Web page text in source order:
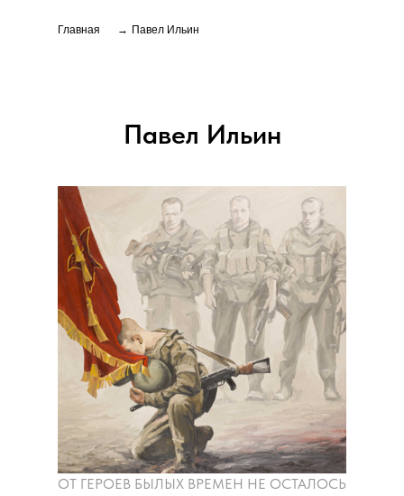
Главная Павел Ильин
→
Павел Ильин
ОТ ГЕРОЕВ БЫЛЫХ ВРЕМЕН НЕ ОСТАЛОСЬ